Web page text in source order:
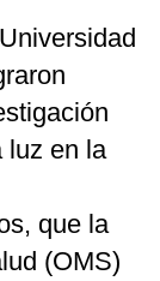
luz en la
que la
(OMS)